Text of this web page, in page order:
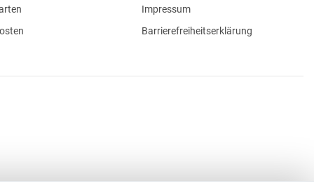
Impressum
Barrierefreiheitserklärung